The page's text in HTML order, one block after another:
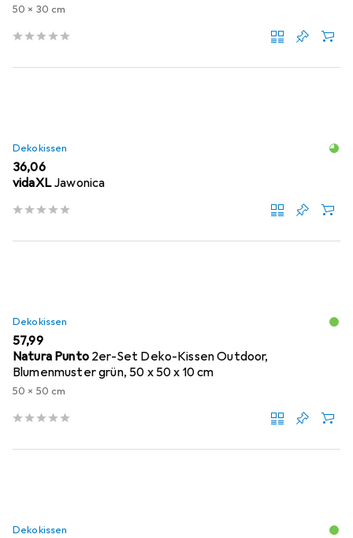
50 x 30 cm
Dekokissen
EUR
36,06
vidaXL Jawonica
Dekokissen
EUR
57,99
Natura Punto 2er-Set Deko-Kissen Outdoor,
Blumenmuster grün, 50 x 50 x 10 cm
50 x 50 cm
Dekokissen